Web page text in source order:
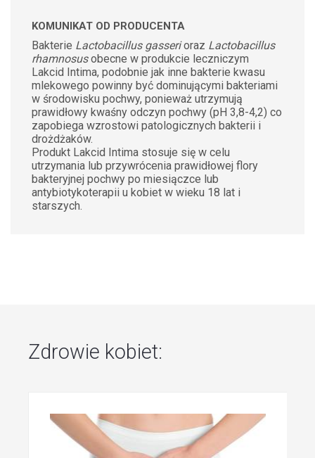
KOMUNIKAT OD PRODUCENTA
Bakterie Lactobacillus gasserioraz Lactobacillus
rhamnosusobecne w produkcie leczniczym
Lakcid Intima, podobnie jak inne bakterie kwasu
mlekowego powinny być dominującymi bakteriami
w środowisku pochwy, ponieważ utrzymują
prawidłowy kwaśny odczyn pochwy (pH 3,8-4,2) co
zapobiega wzrostowi patologicznych bakterii i
drożdżaków.
Produkt Lakcid Intima stosuje się w celu
utrzymania lub przywrócenia prawidłowej flory
bakteryjnej pochwy po miesiączce lub
antybiotykoterapii u kobiet w wieku 18 lat i
starszych.
Zdrowie kobiet: